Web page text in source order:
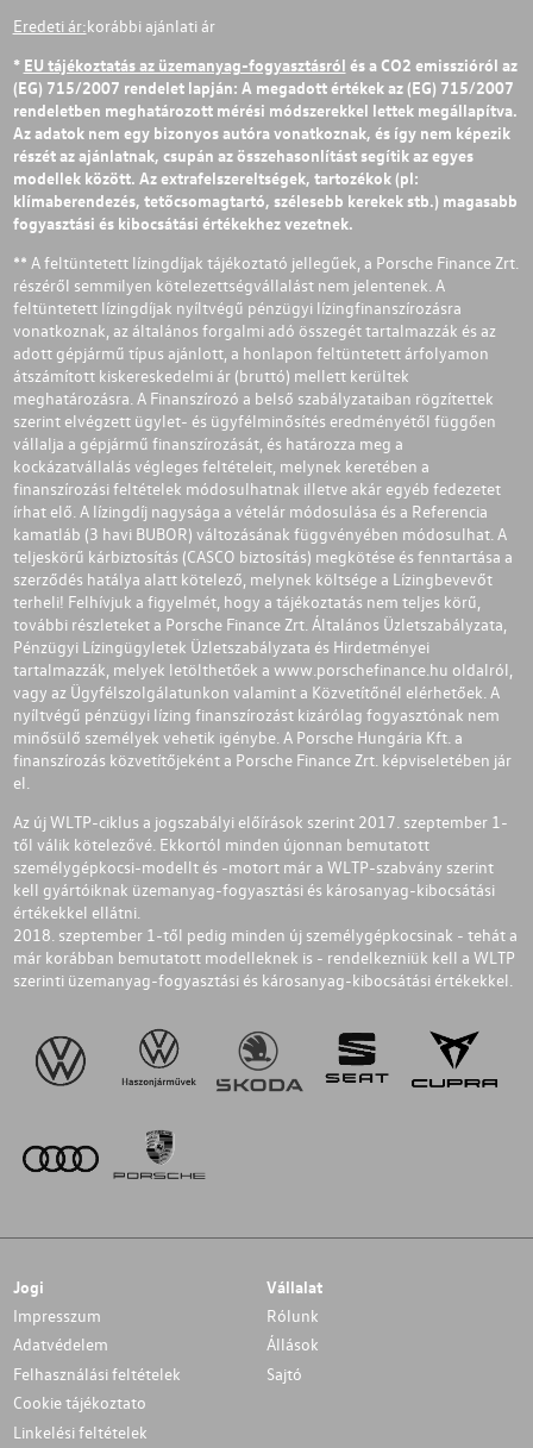
Eredeti ár:korábbi ajánlati ár
* EU tájékoztatás az üzemanyag-fogyasztásról és a CO2 emisszióról az
(EG) 715/2007 rendelet lapján: A megadott értékek az (EG) 715/2007
rendeletben meghatározott mérési módszerekkel lettek megállapítva.
Az adatok nem egy bizonyos autóra vonatkoznak, és így nem képezik
részét az ajánlatnak, csupán az összehasonlítást segítik az egyes
modellek között. Az extrafelszereltségek, tartozékok (pl:
klímaberendezés, tetőcsomagtartó, szélesebb kerekek stb.) magasabb
fogyasztási és kibocsátási értékekhez vezetnek.
** A feltüntetett lízingdíjak tájékoztató jellegűek, a Porsche Finance Zrt.
részéről semmilyen kötelezettségvállalást nem jelentenek. A
feltüntetett lízingdíjak nyíltvégű pénzügyi lízingfinanszírozásra
vonatkoznak, az általános forgalmi adó összegét tartalmazzák és az
adott gépjármű típus ajánlott, a honlapon feltüntetett árfolyamon
átszámított kiskereskedelmi ár (bruttó) mellett kerültek
meghatározásra. A Finanszírozó a belső szabályzataiban rögzítettek
szerint elvégzett ügylet- és ügyfélminősítés eredményétől függően
vállalja a gépjármű finanszírozását, és határozza meg a
kockázatvállalás végleges feltételeit, melynek keretében a
finanszírozási feltételek módosulhatnak illetve akár egyéb fedezetet
írhat elő. A lízingdíj nagysága a vételár módosulása és a Referencia
kamatláb (3 havi BUBOR) változásának függvényében módosulhat. A
teljeskörű kárbiztosítás (CASCO biztosítás) megkötése és fenntartása a
szerződés hatálya alatt kötelező, melynek költsége a Lízingbevevőt
terheli! Felhívjuk a figyelmét, hogy a tájékoztatás nem teljes körű,
további részleteket a Porsche Finance Zrt. Általános Üzletszabályzata,
Pénzügyi Lízingügyletek Üzletszabályzata és Hirdetményei
tartalmazzák, melyek letölthetőek a www.porschefinance.hu oldalról,
vagy az Ügyfélszolgálatunkon valamint a Közvetítőnél elérhetőek. A
nyíltvégű pénzügyi lízing finanszírozást kizárólag fogyasztónak nem
minősülő személyek vehetik igénybe. A Porsche Hungária Kft. a
finanszírozás közvetítőjeként a Porsche Finance Zrt. képviseletében jár
el.
Az új WLTP-ciklus a jogszabályi előírások szerint 2017. szeptember 1-
től válik kötelezővé. Ekkortól minden újonnan bemutatott
személygépkocsi-modellt és -motort már a WLTP-szabvány szerint
kell gyártóiknak üzemanyag-fogyasztási és károsanyag-kibocsátási
értékekkel ellátni.
2018. szeptember 1-től pedig minden új személygépkocsinak - tehát a
már korábban bemutatott modelleknek is - rendelkezniük kell a WLTP
szerinti üzemanyag-fogyasztási és károsanyag-kibocsátási értékekkel.
Jogi
Impresszum
Adatvédelem
Felhasználási feltételek
Cookie tájékoztato
Linkelési feltételek
Vállalat
Rólunk
Állások
Sajtó